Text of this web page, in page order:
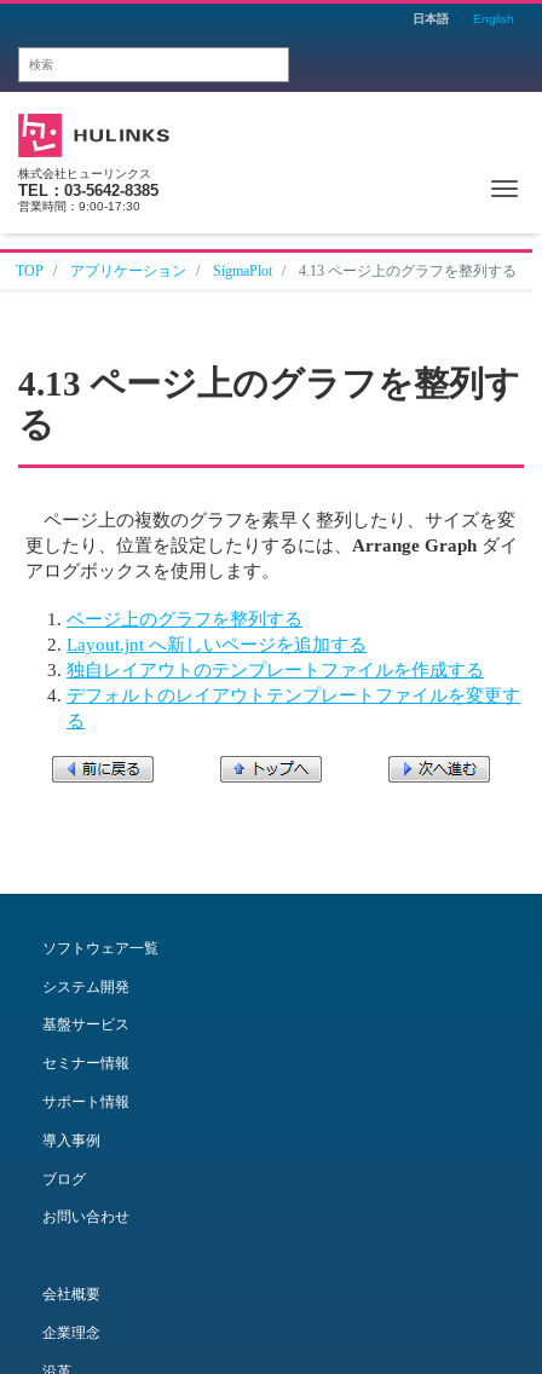
日本語 English
株式会社ヒューリンクス
TEL：03-5642-8385
営業時間：9:00-17:30
TOP アプリケーション SigmaPlot 4.13 ページ上のグラフを整列する
4.13 ページ上のグラフを整列す
る
ページ上の複数のグラフを素早く整列したり、サイズを変
更したり、位置を設定したりするには、 Arrange Graph ダイ
アログボックスを使用します。
ページ上のグラフを整列する
Layout.jnt へ新しいページを追加する
独自レイアウトのテンプレートファイルを作成する
デフォルトのレイアウトテンプレートファイルを変更す
る
ソフトウェア一覧
システム開発
基盤サービス
セミナー情報
サポート情報
導入事例
ブログ
お問い合わせ
会社概要
企業理念